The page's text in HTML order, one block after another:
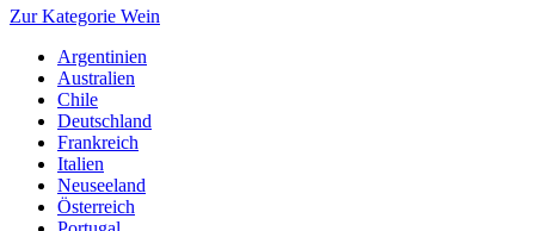
Zur Kategorie Wein
Argentinien
Australien
Chile
Deutschland
Frankreich
Italien
Neuseeland
Österreich